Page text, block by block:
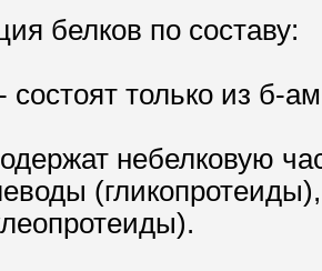
белков по составу:
состоят только из б-
небелковую